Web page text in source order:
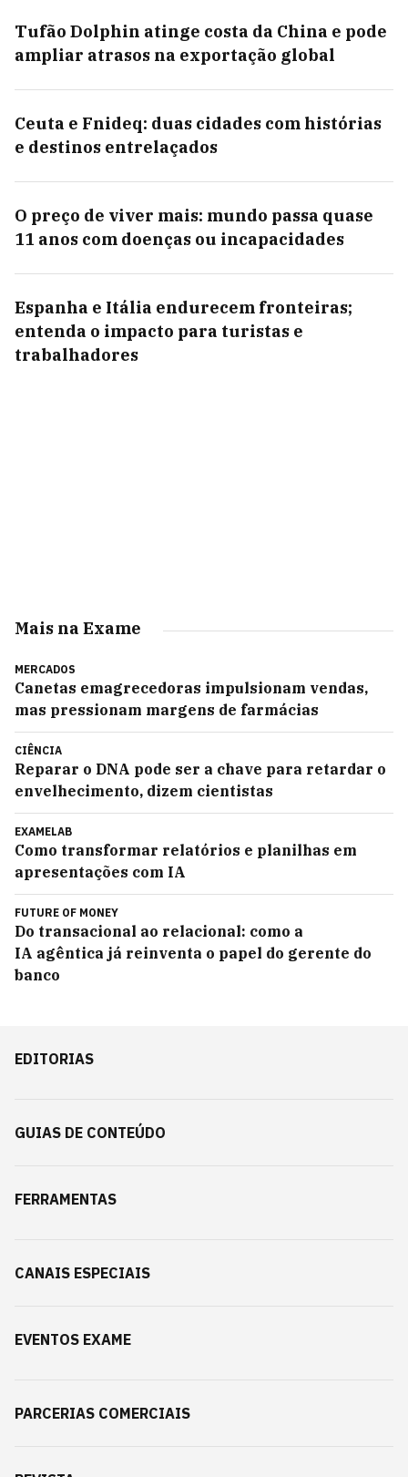
Tufão Dolphin atinge costa da China e pode
ampliar atrasos na exportação global
Ceuta e Fnideq: duas cidades com histórias
e destinos entrelaçados
O preço de viver mais: mundo passa quase
11 anos com doenças ou incapacidades
Espanha e Itália endurecem fronteiras;
entenda o impacto para turistas e
trabalhadores
Mais na Exame
MERCADOS
Canetas emagrecedoras impulsionam vendas,
mas pressionam margens de farmácias
CIÊNCIA
Reparar o DNA pode ser a chave para retardar o
envelhecimento, dizem cientistas
EXAMELAB
Como transformar relatórios e planilhas em
apresentações com IA
FUTURE OF MONEY
Do transacional ao relacional: como a
IA agêntica já reinventa o papel do gerente do
banco
EDITORIAS
GUIAS DE CONTEÚDO
FERRAMENTAS
CANAIS ESPECIAIS
EVENTOS EXAME
PARCERIAS COMERCIAIS